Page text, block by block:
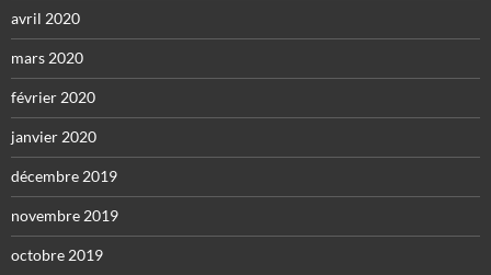
avril 2020
mars 2020
février 2020
janvier 2020
décembre 2019
novembre 2019
octobre 2019